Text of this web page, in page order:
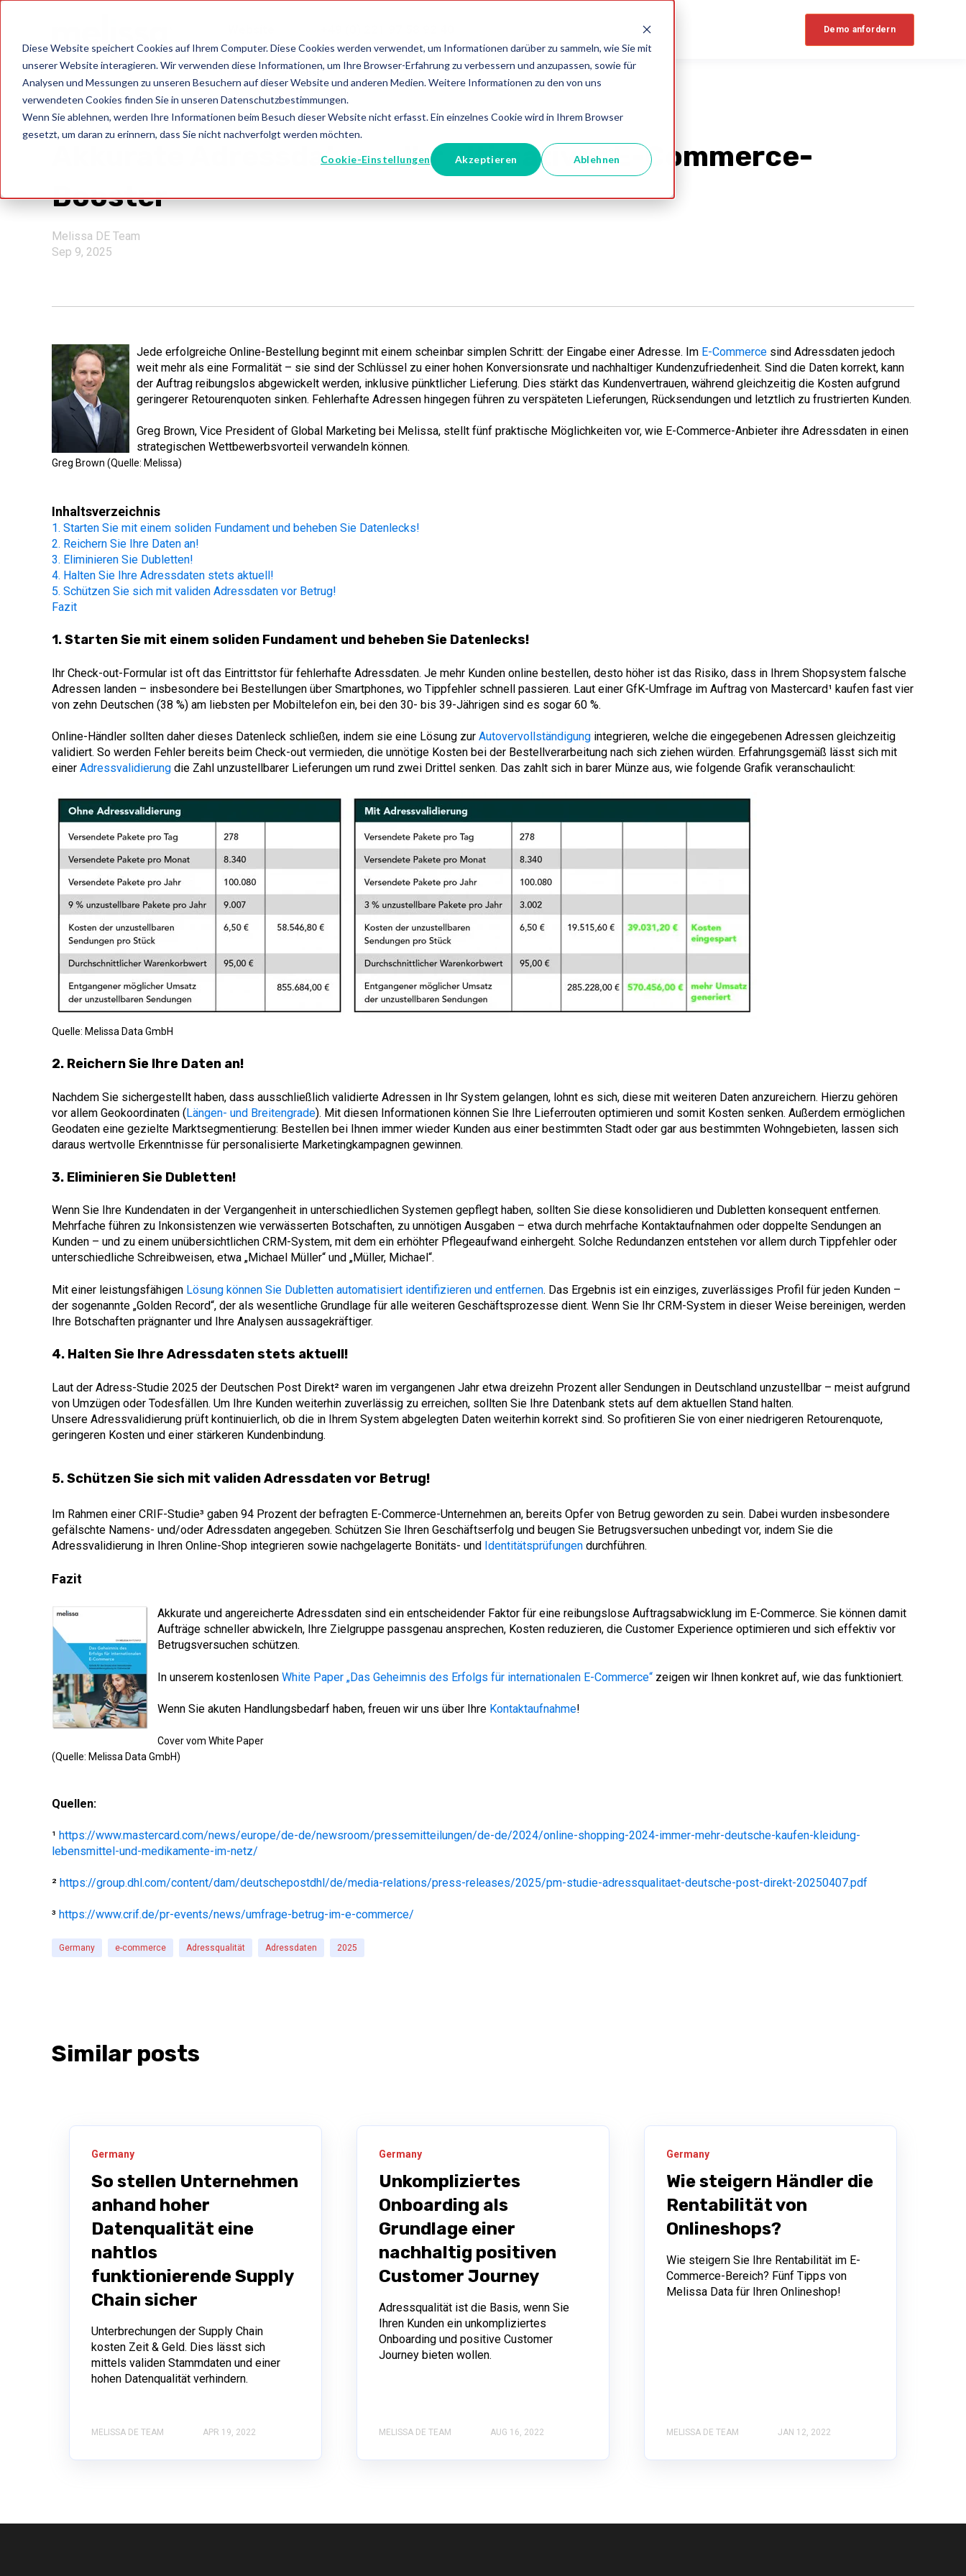
Diese Website speichert Cookies auf Ihrem Computer. Diese Cookies werden verwendet, um Informationen darüber zu sammeln, wie Sie mit
unserer Website interagieren. Wir verwenden diese Informationen, um Ihre Browser-Erfahrung zu verbessern und anzupassen, sowie für
Analysen und Messungen zu unseren Besuchern auf dieser Website und anderen Medien. Weitere Informationen zu den von uns
verwendeten Cookies finden Sie in unseren Datenschutzbestimmungen.
Wenn Sie ablehnen, werden Ihre Informationen beim Besuch dieser Website nicht erfasst. Ein einzelnes Cookie wird in Ihrem Browser
gesetzt, um daran zu erinnern, dass Sie nicht nachverfolgt werden möchten.
Cookie-Einstellungen Akzeptieren Ablehnen
Demo anfordern
Germany
Akkurate Adressdaten – Ihr ultimativer E-Commerce-
Booster
Melissa DE Team
Sep 9, 2025
Jede erfolgreiche Online-Bestellung beginnt mit einem scheinbar simplen Schritt: der Eingabe einer Adresse. Im E-Commerce sind Adressdaten jedoch
weit mehr als eine Formalität – sie sind der Schlüssel zu einer hohen Konversionsrate und nachhaltiger Kundenzufriedenheit. Sind die Daten korrekt, kann
der Auftrag reibungslos abgewickelt werden, inklusive pünktlicher Lieferung. Dies stärkt das Kundenvertrauen, während gleichzeitig die Kosten aufgrund
geringerer Retourenquoten sinken. Fehlerhafte Adressen hingegen führen zu verspäteten Lieferungen, Rücksendungen und letztlich zu frustrierten Kunden.
Greg Brown, Vice President of Global Marketing bei Melissa, stellt fünf praktische Möglichkeiten vor, wie E-Commerce-Anbieter ihre Adressdaten in einen
strategischen Wettbewerbsvorteil verwandeln können.
Greg Brown (Quelle: Melissa)
Inhaltsverzeichnis
1. Starten Sie mit einem soliden Fundament und beheben Sie Datenlecks!
2. Reichern Sie Ihre Daten an!
3. Eliminieren Sie Dubletten!
4. Halten Sie Ihre Adressdaten stets aktuell!
5. Schützen Sie sich mit validen Adressdaten vor Betrug!
Fazit
1. Starten Sie mit einem soliden Fundament und beheben Sie Datenlecks!
Ihr Check-out-Formular ist oft das Eintrittstor für fehlerhafte Adressdaten. Je mehr Kunden online bestellen, desto höher ist das Risiko, dass in Ihrem Shopsystem falsche
Adressen landen – insbesondere bei Bestellungen über Smartphones, wo Tippfehler schnell passieren. Laut einer GfK-Umfrage im Auftrag von Mastercard¹ kaufen fast vier
von zehn Deutschen (38 %) am liebsten per Mobiltelefon ein, bei den 30- bis 39-Jährigen sind es sogar 60 %.
Online-Händler sollten daher dieses Datenleck schließen, indem sie eine Lösung zur Autovervollständigung integrieren, welche die eingegebenen Adressen gleichzeitig
validiert. So werden Fehler bereits beim Check-out vermieden, die unnötige Kosten bei der Bestellverarbeitung nach sich ziehen würden. Erfahrungsgemäß lässt sich mit
einer Adressvalidierung die Zahl unzustellbarer Lieferungen um rund zwei Drittel senken. Das zahlt sich in barer Münze aus, wie folgende Grafik veranschaulicht:
Quelle: Melissa Data GmbH
2. Reichern Sie Ihre Daten an!
Nachdem Sie sichergestellt haben, dass ausschließlich validierte Adressen in Ihr System gelangen, lohnt es sich, diese mit weiteren Daten anzureichern. Hierzu gehören
vor allem Geokoordinaten (Längen- und Breitengrade). Mit diesen Informationen können Sie Ihre Lieferrouten optimieren und somit Kosten senken. Außerdem ermöglichen
Geodaten eine gezielte Marktsegmentierung: Bestellen bei Ihnen immer wieder Kunden aus einer bestimmten Stadt oder gar aus bestimmten Wohngebieten, lassen sich
daraus wertvolle Erkenntnisse für personalisierte Marketingkampagnen gewinnen.
3. Eliminieren Sie Dubletten!
Wenn Sie Ihre Kundendaten in der Vergangenheit in unterschiedlichen Systemen gepflegt haben, sollten Sie diese konsolidieren und Dubletten konsequent entfernen.
Mehrfache führen zu Inkonsistenzen wie verwässerten Botschaften, zu unnötigen Ausgaben – etwa durch mehrfache Kontaktaufnahmen oder doppelte Sendungen an
Kunden – und zu einem unübersichtlichen CRM-System, mit dem ein erhöhter Pflegeaufwand einhergeht. Solche Redundanzen entstehen vor allem durch Tippfehler oder
unterschiedliche Schreibweisen, etwa „Michael Müller“ und „Müller, Michael“.
Mit einer leistungsfähigen Lösung können Sie Dubletten automatisiert identifizieren und entfernen. Das Ergebnis ist ein einziges, zuverlässiges Profil für jeden Kunden –
der sogenannte „Golden Record“, der als wesentliche Grundlage für alle weiteren Geschäftsprozesse dient. Wenn Sie Ihr CRM-System in dieser Weise bereinigen, werden
Ihre Botschaften prägnanter und Ihre Analysen aussagekräftiger.
4. Halten Sie Ihre Adressdaten stets aktuell!
Laut der Adress-Studie 2025 der Deutschen Post Direkt² waren im vergangenen Jahr etwa dreizehn Prozent aller Sendungen in Deutschland unzustellbar – meist aufgrund
von Umzügen oder Todesfällen. Um Ihre Kunden weiterhin zuverlässig zu erreichen, sollten Sie Ihre Datenbank stets auf dem aktuellen Stand halten.
Unsere Adressvalidierung prüft kontinuierlich, ob die in Ihrem System abgelegten Daten weiterhin korrekt sind. So profitieren Sie von einer niedrigeren Retourenquote,
geringeren Kosten und einer stärkeren Kundenbindung.
5. Schützen Sie sich mit validen Adressdaten vor Betrug!
Im Rahmen einer CRIF-Studie³ gaben 94 Prozent der befragten E-Commerce-Unternehmen an, bereits Opfer von Betrug geworden zu sein. Dabei wurden insbesondere
gefälschte Namens- und/oder Adressdaten angegeben. Schützen Sie Ihren Geschäftserfolg und beugen Sie Betrugsversuchen unbedingt vor, indem Sie die
Adressvalidierung in Ihren Online-Shop integrieren sowie nachgelagerte Bonitäts- und Identitätsprüfungen durchführen.
Fazit
Akkurate und angereicherte Adressdaten sind ein entscheidender Faktor für eine reibungslose Auftragsabwicklung im E-Commerce. Sie können damit
Aufträge schneller abwickeln, Ihre Zielgruppe passgenau ansprechen, Kosten reduzieren, die Customer Experience optimieren und sich effektiv vor
Betrugsversuchen schützen.
In unserem kostenlosen White Paper „Das Geheimnis des Erfolgs für internationalen E-Commerce“ zeigen wir Ihnen konkret auf, wie das funktioniert.
Wenn Sie akuten Handlungsbedarf haben, freuen wir uns über Ihre Kontaktaufnahme!
Cover vom White Paper
(Quelle: Melissa Data GmbH)
Quellen:
¹ https://www.mastercard.com/news/europe/de-de/newsroom/pressemitteilungen/de-de/2024/online-shopping-2024-immer-mehr-deutsche-kaufen-kleidung-
lebensmittel-und-medikamente-im-netz/
² https://group.dhl.com/content/dam/deutschepostdhl/de/media-relations/press-releases/2025/pm-studie-adressqualitaet-deutsche-post-direkt-20250407.pdf
³ https://www.crif.de/pr-events/news/umfrage-betrug-im-e-commerce/
Germany e-commerce Adressqualität Adressdaten 2025
Similar posts
Germany
So stellen Unternehmen
anhand hoher
Datenqualität eine
nahtlos
funktionierende Supply
Chain sicher
Unterbrechungen der Supply Chain
kosten Zeit & Geld. Dies lässt sich
mittels validen Stammdaten und einer
hohen Datenqualität verhindern.
MELISSA DE TEAM APR 19, 2022
Germany
Unkompliziertes
Onboarding als
Grundlage einer
nachhaltig positiven
Customer Journey
Adressqualität ist die Basis, wenn Sie
Ihren Kunden ein unkompliziertes
Onboarding und positive Customer
Journey bieten wollen.
MELISSA DE TEAM AUG 16, 2022
Germany
Wie steigern Händler die
Rentabilität von
Onlineshops?
Wie steigern Sie Ihre Rentabilität im E-
Commerce-Bereich? Fünf Tipps von
Melissa Data für Ihren Onlineshop!
MELISSA DE TEAM JAN 12, 2022